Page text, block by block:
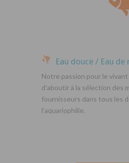
Eau douce / Eau de
Notre passion pour le
d’aboutir à la sélection des
fournisseurs dans tous les
l’aquariophilie.